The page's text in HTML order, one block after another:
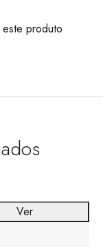
produto
Ver